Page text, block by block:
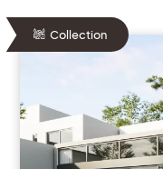
Collection